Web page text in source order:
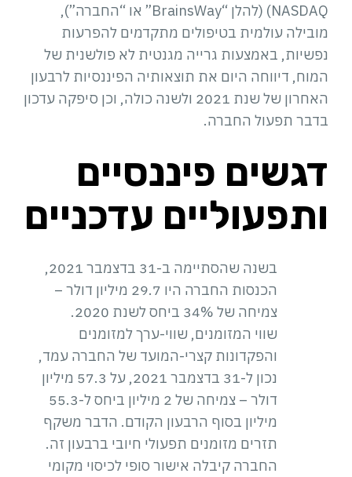
NASDAQ) (להלן “BrainsWay” או “החברה”),
מובילה עולמית בטיפולים מתקדמים להפרעות
נפשיות, באמצעות גרייה מגנטית לא פולשנית של
המוח, דיווחה היום את תוצאותיה הפיננסיות לרבעון
האחרון של שנת 2021 ולשנה כולה, וכן סיפקה עדכון
בדבר תפעול החברה.
דגשים פיננסיים
ותפעוליים עדכניים
בשנה שהסתיימה ב-31 בדצמבר 2021,
הכנסות החברה היו 29.7 מיליון דולר –
צמיחה של 34% ביחס לשנת 2020.
שווי המזומנים, שווי-ערך למזומנים
והפקדונות קצרי-המועד של החברה עמד,
נכון ל-31 בדצמבר 2021, על 57.3 מיליון
דולר – צמיחה של 2 מיליון ביחס ל-55.3
מיליון בסוף הרבעון הקודם. הדבר משקף
תזרים מזומנים תפעולי חיובי ברבעון זה.
החברה קיבלה אישור סופי לכיסוי מקומי